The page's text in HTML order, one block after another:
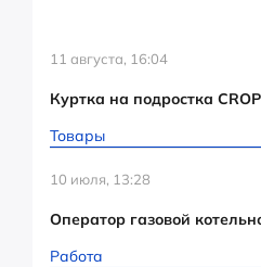
11 августа, 16:04
Куртка на подростка
Товары
10 июля, 13:28
Оператор газовой
Работа